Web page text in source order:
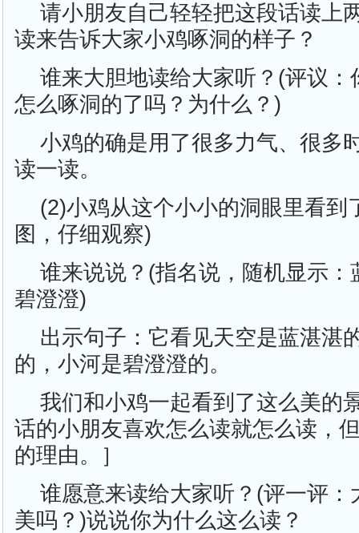
请小朋友自己轻轻把这段话读上
读来告诉大家小鸡啄洞的样子？
谁来大胆地读给大家听？(评议：
怎么啄洞的了吗？为什么？)
小鸡的确是用了很多力气、很多
读一读。
(2)小鸡从这个小小的洞眼里看到
图，仔细观察)
谁来说说？(指名说，随机显示：
碧澄澄)
出示句子：它看见天空是蓝湛湛
的，小河是碧澄澄的。
我们和小鸡一起看到了这么美的
话的小朋友喜欢怎么读就怎么读，
的理由。］
谁愿意来读给大家听？(评一评：
美吗？)说说你为什么这么读？